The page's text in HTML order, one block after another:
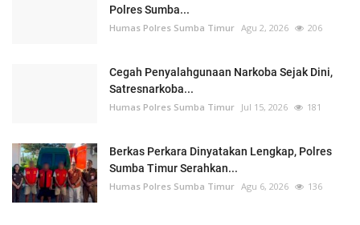
Polres Sumba...
Humas Polres Sumba Timur Agu 2, 2026 206
Cegah Penyalahgunaan Narkoba Sejak Dini,
Satresnarkoba...
Humas Polres Sumba Timur Jul 15, 2026 181
Berkas Perkara Dinyatakan Lengkap, Polres
Sumba Timur Serahkan...
Humas Polres Sumba Timur Agu 6, 2026 136